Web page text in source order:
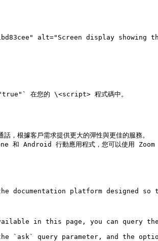
alt="Screen display
在您的 \<script> 程式碼中。
，根據客戶需求提供更大的彈性與更佳的服務。
Android 行動應用程式，您可以使用 Zoom
documentation platform designed so
in this page, you can query the
`ask` query parameter, and the